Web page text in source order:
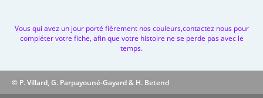
Vous qui avez un jour porté fièrement nos couleurs,contactez nous pour
compléter votre fiche, afin que votre histoire ne se perde pas avec le
temps.
© P. Villard, G. Parpayouné-Gayard & H. Betend